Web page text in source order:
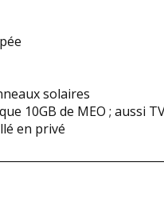
solaires
10GB de MEO ; aussi
en privé